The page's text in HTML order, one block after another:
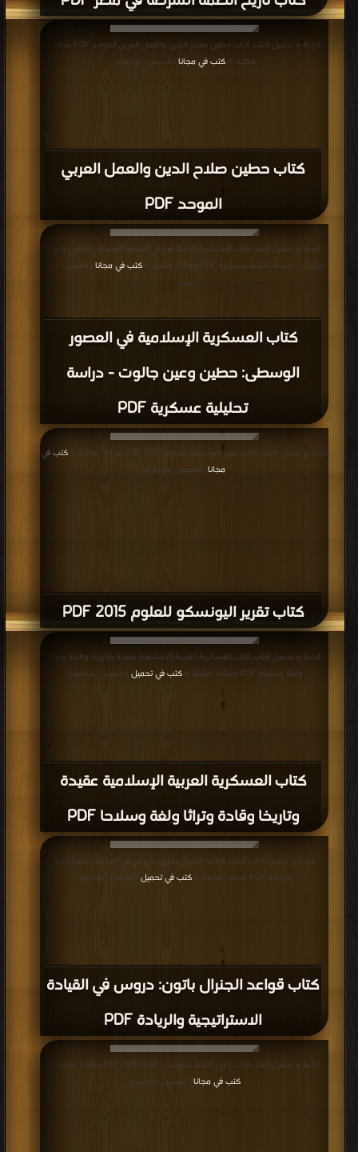
كتاب حطين صلاح الدين والعمل العربي
الموحد PDF
قراءة و تحميل كتاب كتاب حطين صلاح الدين والعمل العربي الموحد PDF مجانا |
مكتبة >كتب في مجانا | التحميل : مرة/مرات
كتاب العسكرية الإسلامية في العصور
الوسطى: حطين وعين جالوت - دراسة
تحليلية عسكرية PDF
قراءة و تحميل كتاب كتاب العسكرية الإسلامية في العصور الوسطى: حطين وعين
جالوت - دراسة تحليلية عسكرية PDF مجانا | مكتبة >
كتب في مجانا | التحميل : مرة/
مرات
كتاب تقرير اليونسكو للعلوم 2015 PDF
قراءة و تحميل كتاب كتاب تقرير اليونسكو للعلوم 2015 PDF مجانا | مكتبة >
كتب في
مجانا | التحميل : مرة/مرات
كتاب العسكرية العربية الإسلامية عقيدة
وتاريخا وقادة وتراثا ولغة وسلاحا PDF
قراءة و تحميل كتاب كتاب العسكرية العربية الإسلامية عقيدة وتاريخا وقادة وتراثا
ولغة وسلاحا PDF مجانا | مكتبة >
كتب في تحميل | التحميل : مرة/مرات
كتاب قواعد الجنرال باتون: دروس في القيادة
الاستراتيجية والريادة PDF
قراءة و تحميل كتاب كتاب قواعد الجنرال باتون: دروس في القيادة الاستراتيجية
والريادة PDF مجانا | مكتبة >
كتب في تحميل | التحميل : مرة/مرات
قراءة و تحميل كتاب كتاب حرب الثلاث سنوات – 1967-1970 PDF مجانا | مكتبة >
كتب في مجانا | التحميل : مرة/مرات